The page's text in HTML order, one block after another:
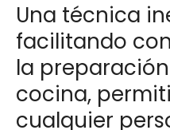
Una técnica
facilitando
la
cocina,
cualquier